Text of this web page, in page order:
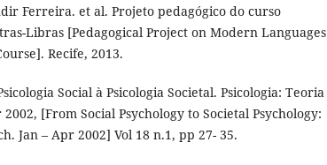
Ferreira. et al. Projeto pedagógico do curso
Libras [Pedagogical Project on Modern Languages
Recife, 2013.
Social à Psicologia Societal. Psicologia: Teoria
2002, [From Social Psychology to Societal Psychology:
Jan – Apr 2002] Vol 18 n.1, pp 27- 35.